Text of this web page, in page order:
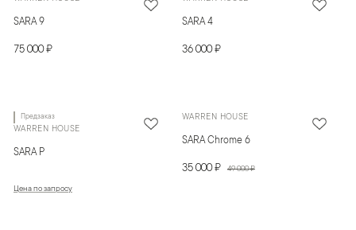
SARA 9
75 000 ₽
SARA 4
36 000 ₽
Предзаказ
WARREN HOUSE
SARA P
Цена по запросу
WARREN HOUSE
SARA Chrome 6
35 000 ₽ 49 000 ₽